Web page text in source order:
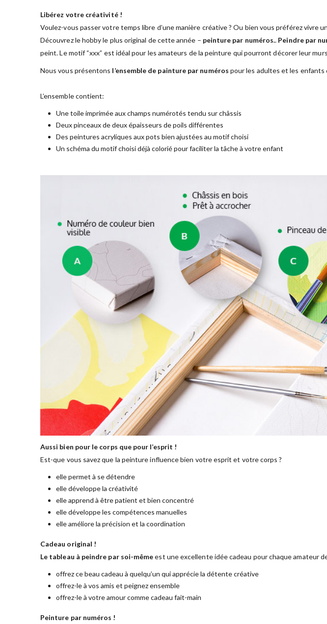
Libérez votre créativité !
Voulez-vous passer votre temps libre d’une manière créative ? Ou bien vous préférez
Découvrez le hobby le plus original de cette année – peinture par numéros.. Peindre par
peint. Le motif “xxx” est idéal pour les amateurs de la peinture qui pourront décorer leur
Nous vous présentons l’ensemble de painture par numéros pour les adultes et les enfants
L’ensemble contient:
Une toile imprimée aux champs numérotés tendu sur châssis
Deux pinceaux de deux épaisseurs de poils différentes
Des peintures acryliques aux pots bien ajustées au motif choisi
Un schéma du motif choisi déjà colorié pour faciliter la tâche à votre enfant
Aussi bien pour le corps que pour l’esprit !
Est-que vous savez que la peinture influence bien votre esprit et votre corps ?
elle permet à se détendre
elle développe la créativité
elle apprend à être patient et bien concentré
elle développe les compétences manuelles
elle améliore la précision et la coordination
Cadeau original !
Le tableau à peindre par soi-mêmeest une excellente idée cadeau pour chaque amateur
offrez ce beau cadeau à quelqu’un qui apprécie la détente créative
offrez-le à vos amis et peignez ensemble
offrez-le à votre amour comme cadeau fait-main
Peinture par numéros !